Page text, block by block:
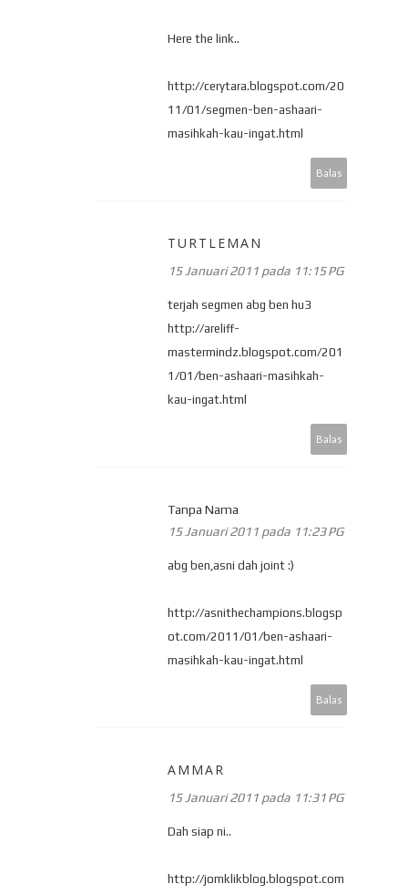
Here the link..
http://cerytara.blogspot.com/20
11/01/segmen-ben-ashaari-
masihkah-kau-ingat.html
Balas
TURTLEMAN
15 Januari 2011 pada 11:15 PG
terjah segmen abg ben hu3
http://areliff-
mastermindz.blogspot.com/201
1/01/ben-ashaari-masihkah-
kau-ingat.html
Balas
Tanpa Nama
15 Januari 2011 pada 11:23 PG
abg ben,asni dah joint :)
http://asnithechampions.blogsp
ot.com/2011/01/ben-ashaari-
masihkah-kau-ingat.html
Balas
AMMAR
15 Januari 2011 pada 11:31 PG
Dah siap ni..
http://jomklikblog.blogspot.com